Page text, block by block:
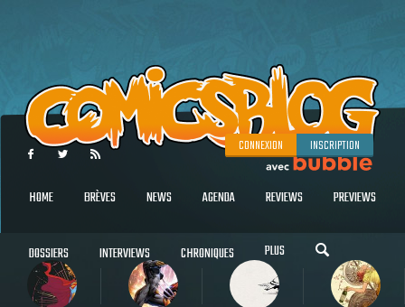
CONNEXION INSCRIPTION
HOME BRÈVES NEWS AGENDA REVIEWS PREVIEWS
DOSSIERS INTERVIEWS CHRONIQUES PLUS